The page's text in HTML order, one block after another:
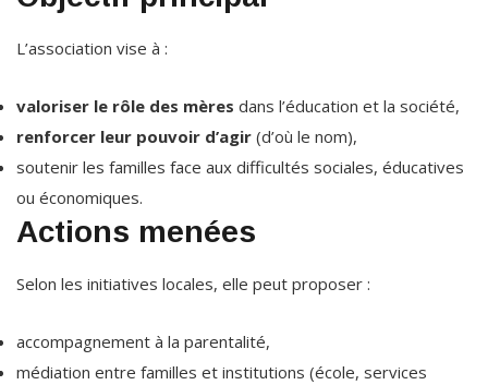
L’association vise à :
valoriser le rôle des mères dans l’éducation et la société,
renforcer leur pouvoir d’agir (d’où le nom),
soutenir les familles face aux difficultés sociales, éducatives
ou économiques.
Actions menées
Selon les initiatives locales, elle peut proposer :
accompagnement à la parentalité,
médiation entre familles et institutions (école, services